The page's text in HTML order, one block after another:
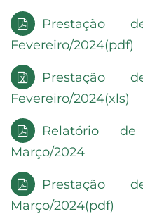
Prestação
Fevereiro/2024(pdf)
Prestação
Fevereiro/2024(xls)
Relatório
Março/2024
Prestação
Março/2024(pdf)